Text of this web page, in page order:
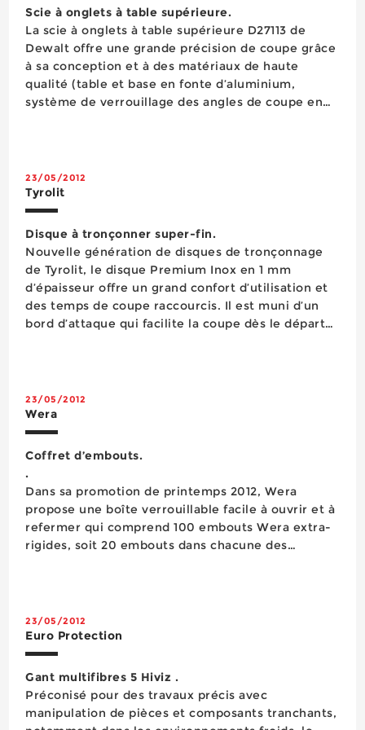
Mesure Détection
Nettoyage
Outillage pneumatique
Outillage semi-stationnaire
Outillage semi-stationnaire
Outillage à main
Peinture
Perçage
Pesage
Protection antichute
Protection auditive
Protection de la personne
Protection de la tête
Protection du pied
Protection oculaire
Sciage
Serrage
Signalisation
Soudage
Visserie boulonnerie
Vêtements de protection
protection des bâtiments
scellements chimiques
Scie à onglets à table supérieure.
La scie à onglets à table supérieure D27113 de
Dewalt offre une grande précision de coupe grâce
à sa conception et à des matériaux de haute
qualité (table et base en fonte d’aluminium,
système de verrouillage des angles de coupe en
23/05/2012
Tyrolit
Disque à tronçonner super-fin.
Nouvelle génération de disques de tronçonnage
de Tyrolit, le disque Premium Inox en 1 mm
d’épaisseur offre un grand confort d’utilisation et
des temps de coupe raccourcis. Il est muni d’un
bord d’attaque qui facilite la coupe dès le départ
23/05/2012
Wera
Coffret d’embouts.
.
Dans sa promotion de printemps 2012, Wera
propose une boîte verrouillable facile à ouvrir et à
refermer qui comprend 100 embouts Wera extra-
rigides, soit 20 embouts dans chacune des
grâce à des cloisons de séparation amovibles
satisfait a...
23/05/2012
Euro Protection
Gant multifibres 5 Hiviz .
Préconisé pour des travaux précis avec
manipulation de pièces et composants tranchants,